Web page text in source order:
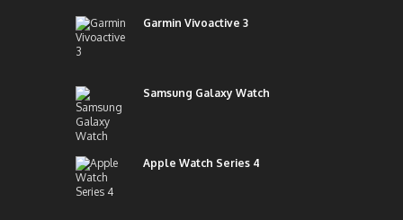
Garmin Vivoactive 3
Samsung Galaxy Watch
Apple Watch Series 4